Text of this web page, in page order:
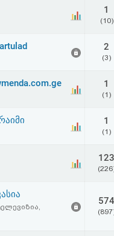
1
(10)
2
(3)
1
(1)
1
(1)
123
574